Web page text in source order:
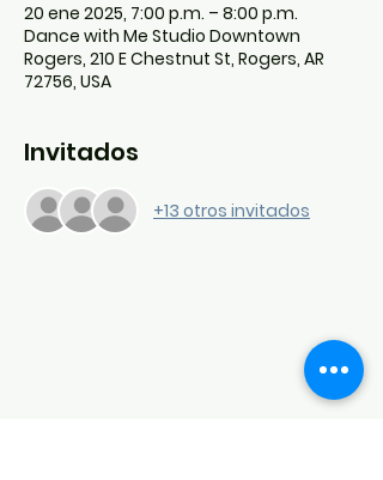
20 ene 2025, 7:00 p.m. – 8:00 p.m.
Dance with Me Studio Downtown
Rogers, 210 E Chestnut St, Rogers, AR
72756, USA
Invitados
+13 otros invitados